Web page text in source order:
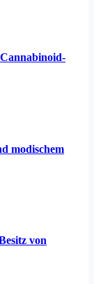
modischem
von